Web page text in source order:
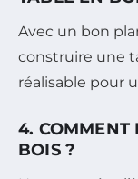
Avec un bon
construire une
réalisable pour
4. COMMENT
BOIS ?